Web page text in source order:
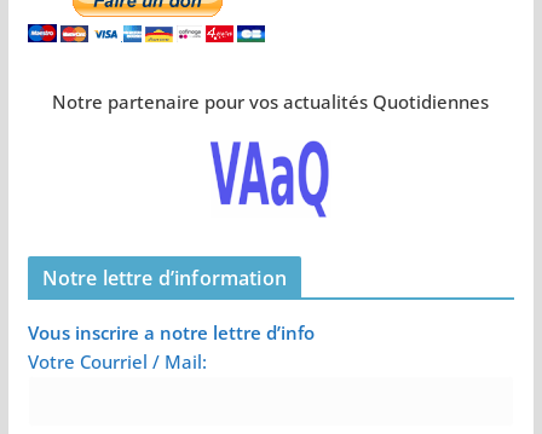
Notre partenaire pour vos actualités Quotidiennes
Notre lettre d’information
Vous inscrire a notre lettre d’info
Votre Courriel / Mail: